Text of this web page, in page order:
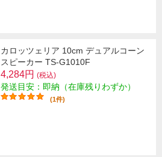
カロッツェリア 10cm デュアルコーン
スピーカー TS-G1010F
4,284円 (税込)
発送目安：即納（在庫残りわずか）
(1件)